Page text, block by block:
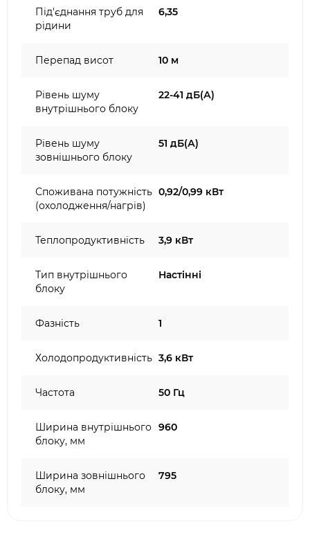
Під'єднання труб для
рідини
6,35
Перепад висот 10 м
Рівень шуму
внутрішнього блоку
22-41 дБ(А)
Рівень шуму
зовнішнього блоку
51 дБ(А)
Споживана потужність
(охолодження/нагрів)
0,92/0,99 кВт
Теплопродуктивність 3,9 кВт
Тип внутрішнього
блоку
Настінні
Фазність 1
Холодопродуктивність 3,6 кВт
Частота 50 Гц
Ширина внутрішнього
блоку, мм
960
Ширина зовнішнього
блоку, мм
795